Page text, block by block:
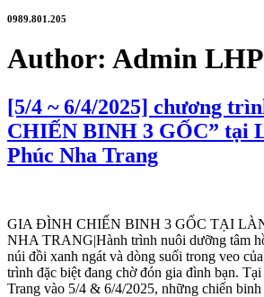
0989.801.205
Author: Admin LHP
[5/4 ~ 6/4/2025] chương
CHIẾN BINH 3 GỐC” tại
Phúc Nha Trang
GIA ĐÌNH CHIẾN BINH 3 GỐC TẠI
NHA TRANG|Hành trình nuôi dưỡng
núi đồi xanh ngát và dòng suối trong veo
trình đặc biệt đang chờ đón gia đình bạn.
Trang vào 5/4 & 6/4/2025, những chiến